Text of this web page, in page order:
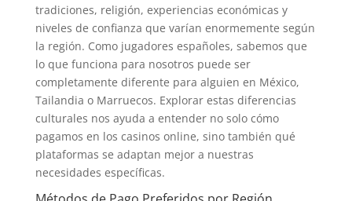
tradiciones, religión, experiencias económicas y
niveles de confianza que varían enormemente según
la región. Como jugadores españoles, sabemos que
lo que funciona para nosotros puede ser
completamente diferente para alguien en México,
Tailandia o Marruecos. Explorar estas diferencias
culturales nos ayuda a entender no solo cómo
pagamos en los casinos online, sino también qué
plataformas se adaptan mejor a nuestras
necesidades específicas.